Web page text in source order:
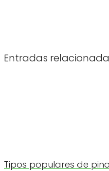
Entradas
Tipos populares de